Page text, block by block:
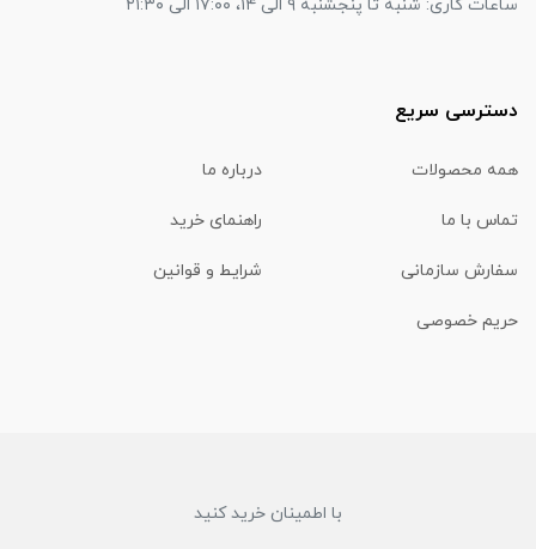
ساعات کاری: شنبه تا پنجشنبه ۹ الی ۱۴، ۱۷:۰۰ الی ۲۱:۳۰
دسترسی سریع
همه محصولات درباره ما
تماس با ما راهنمای خرید
سفارش سازمانی شرایط و قوانین
حریم خصوصی
با اطمینان خرید کنید